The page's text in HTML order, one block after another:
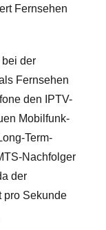
bei der
Fernsehen
den IPTV-
Mobilfunk-
Term-
Nachfolger
der
pro Sekunde